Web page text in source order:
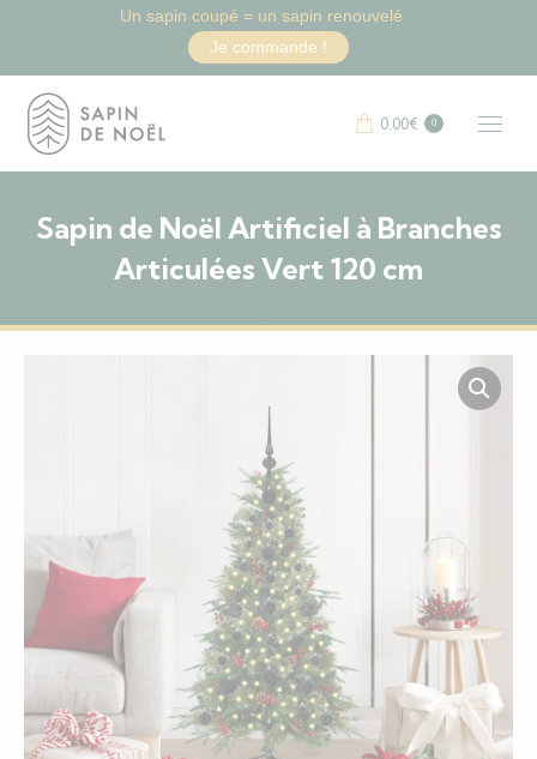
0.00€ 0
Sapin de Noël Artificiel à Branches
Articulées Vert 120 cm
Un sapin coupé = un sapin renouvelé
Je commande !